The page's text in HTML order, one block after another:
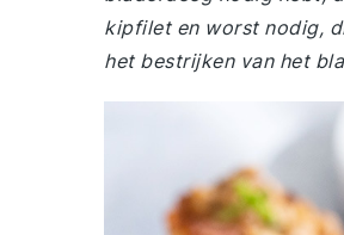
kipfilet en worst nodig,
het bestrijken van het